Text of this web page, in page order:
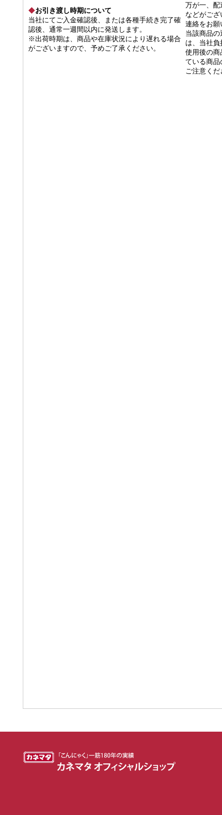
◆お引き渡し時期について
当社にてご入金確認後、または各種手続き完了確
認後、通常一週間以内に発送します。
※出荷時期は、商品や在庫状況により遅れる場合
がございますので、予めご了承ください。
万が一、配
などがご
連絡をお願
当該商品
は、当社
使用後の商
ている商品
ご注意くだ